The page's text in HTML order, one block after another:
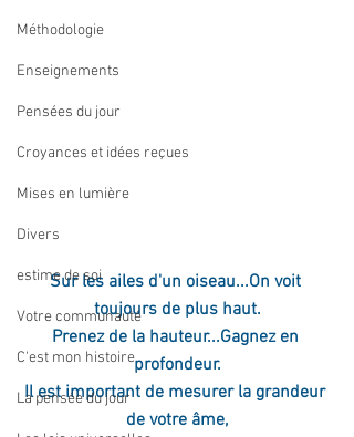
Méthodologie
Enseignements
Pensées du jour
Croyances et idées reçues
Mises en lumière
Divers
estime de soi
Votre communauté
C'est mon histoire
La pensée du jour
Sur les ailes d'un oiseau...On voit
toujours de plus haut.
Prenez de la hauteur...Gagnez en
profondeur.
Il est important de mesurer la grandeur
de votre âme,